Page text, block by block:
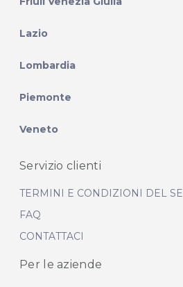
Lazio
Lombardia
Piemonte
Veneto
Servizio clienti
TERMINI E CONDIZIONI DEL
FAQ
CONTATTACI
Per le aziende